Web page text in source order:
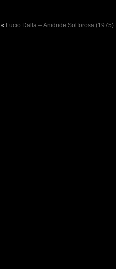
« Lucio Dalla – Anidride Solforosa (1975)